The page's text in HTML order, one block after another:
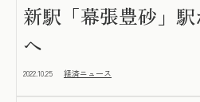
新駅「幕張豊砂」
へ
2022.10.25 経済ニュース